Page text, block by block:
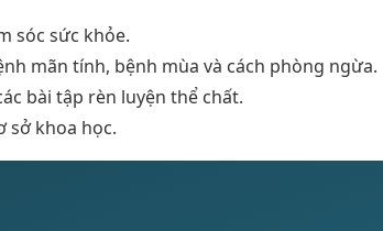
sóc sức khỏe.
mãn tính, bệnh mùa và cách phòng ngừa.
bài tập rèn luyện thể chất.
sở khoa học.